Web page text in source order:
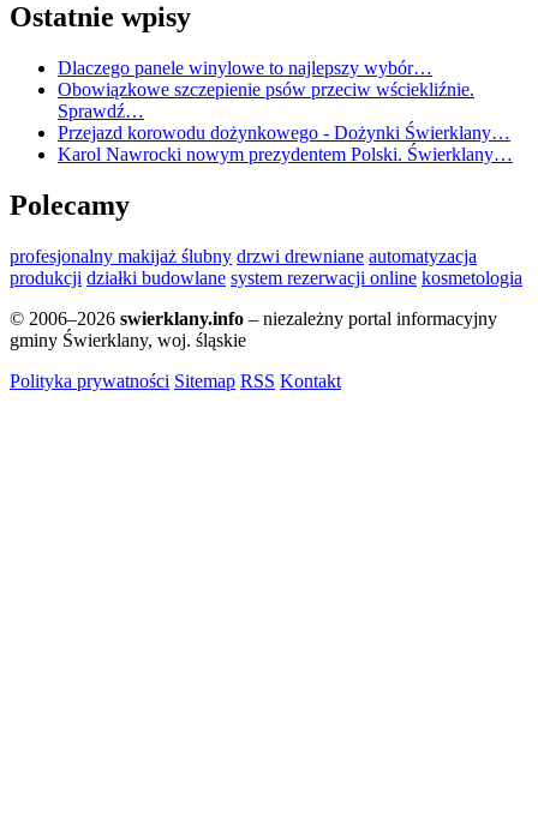
Ostatnie wpisy
Dlaczego panele winylowe to najlepszy wybór…
Obowiązkowe szczepienie psów przeciw wściekliźnie.
Sprawdź…
Przejazd korowodu dożynkowego - Dożynki Świerklany…
Karol Nawrocki nowym prezydentem Polski. Świerklany…
Polecamy
profesjonalny makijaż ślubny drzwi drewniane automatyzacja
produkcji działki budowlane system rezerwacji online kosmetologia
© 2006–2026 swierklany.info – niezależny portal informacyjny
gminy Świerklany, woj. śląskie
Polityka prywatności Sitemap RSS Kontakt